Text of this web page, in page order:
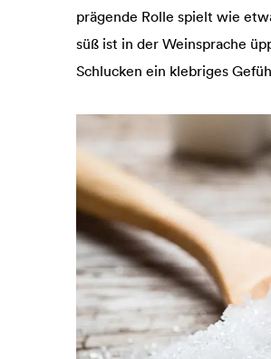
prägende Rolle spielt wie
süß ist in der Weinsprache
Schlucken ein klebriges